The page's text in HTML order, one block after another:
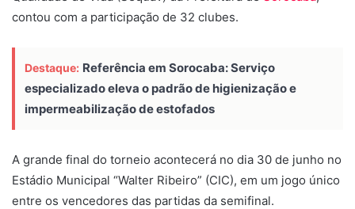
contou com a participação de 32 clubes.
Destaque: Referência em Sorocaba: Serviço
especializado eleva o padrão de higienização e
impermeabilização de estofados
A grande final do torneio acontecerá no dia 30 de junho no
Estádio Municipal “Walter Ribeiro” (CIC), em um jogo único
entre os vencedores das partidas da semifinal.